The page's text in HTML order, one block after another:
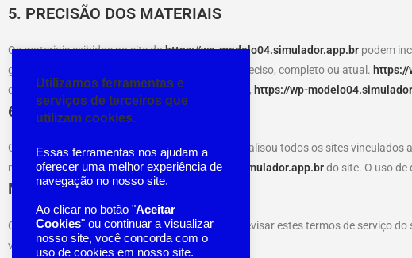
5. PRECISÃO DOS MATERIAIS
Os materiais exibidos no site dohttps://wp-modelo04.simulador.app.br podem
garante que qualquer material em seu site seja preciso, completo ou atual. https://
qualquer momento, sem aviso prévio. No entanto, https://wp-
6. LINKS
O https://wp-modelo04.simulador.app.br
não analisou todos os sites vinculados
não implica endosso porhttps://wp-modelo04.simulador.app.brdo site. O uso
MODIFICAÇÕES
O https://wp-modelo04.simulador.app.brpode revisar estes termos de serviço
versão atual desses termos de serviço.
Utilizamos ferramentas e
serviços de terceiros que
utilizam cookies.
Essas ferramentas nos ajudam a
oferecer uma melhor experiência de
navegação no nosso site.
Ao clicar no botão "Aceitar
Cookies" ou continuar a visualizar
nosso site, você concorda com o
uso de cookies em nosso site.